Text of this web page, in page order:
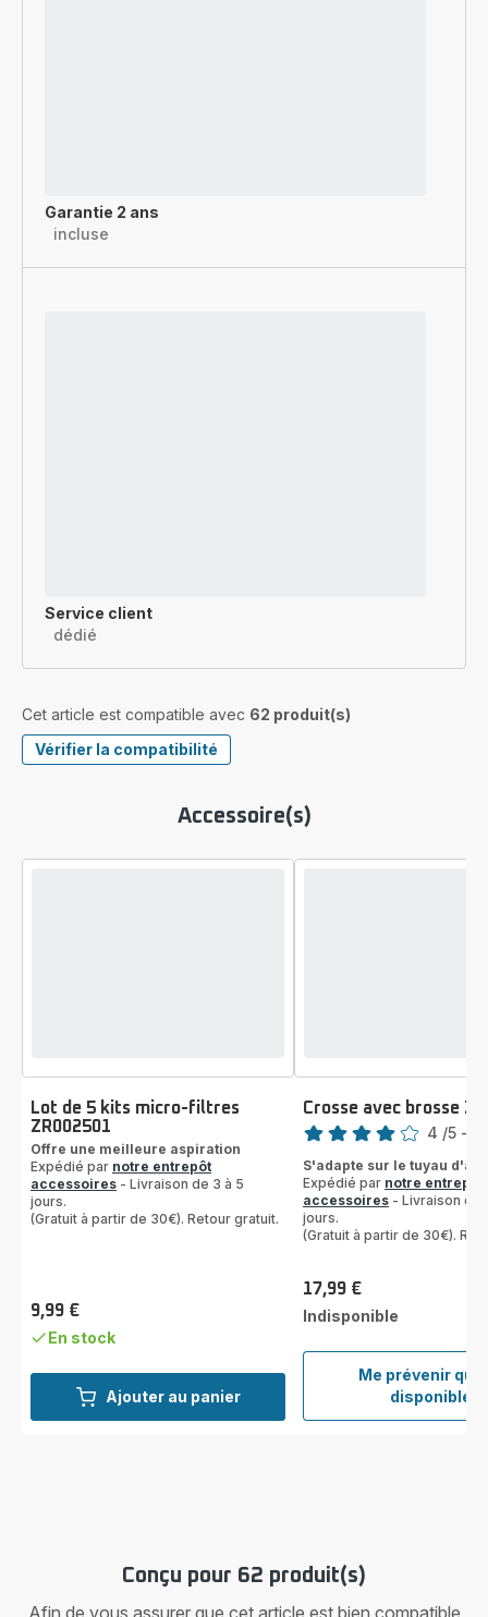
Garantie 2 ans
incluse
Service client
dédié
Cet article est compatible avec 62 produit(s)
Vérifier la compatibilité
Accessoire(s)
Ajouter au panier
Lot de 5 kits micro-filtres
ZR002501
Offre une meilleure aspiration
Expédié par notre entrepôt
accessoires - Livraison de 3 à 5
jours.
(Gratuit à partir de 30€). Retour gratuit.
Prix
9,99 €
En stock
Me prévenir
disponible
avec
Crosse avec brosse
Note
4
étoiles
(moyenne)
4 /5 -
S'adapte sur le tuyau
Expédié par notre entrepôt
accessoires - Livraison de
jours.
(Gratuit à partir de 30€).
Prix
17,99 €
Indisponible
Conçu pour 62 produit(s)
Afin de vous assurer que cet article est bien compatible